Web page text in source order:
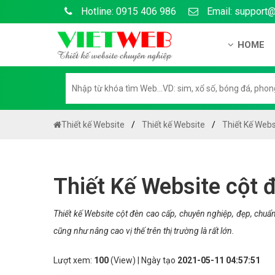
Hotline: 0915 406 986 Email:
HOME
Hướng
Chính
Liên hệ
Thiết kế Website Thiết kế Website Thiết Kế
Thiết Kế Website cột
Thiết kế Website cột đèn cao cấp, chuyên nghiệp, đẹp,
cũng như nâng cao vị thế trên thị trường là rất lớn.
Lượt xem: 100(View) | Ngày tạo 2021-05-11 04:57:51